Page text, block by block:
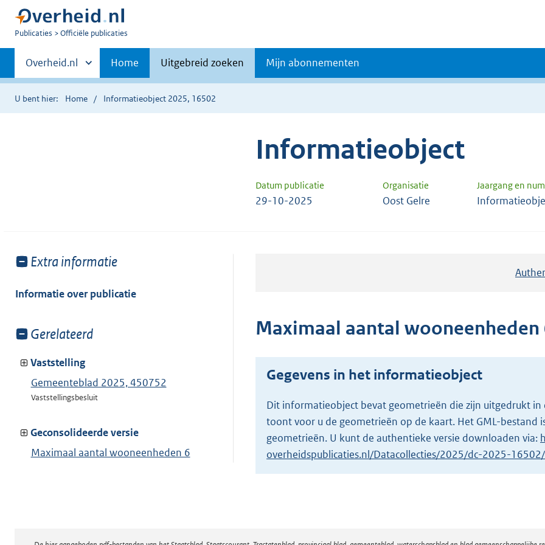
U
Publicaties Officiële publicaties
Primaire
navigatie
Andere
sites
binnen
Overheid.nl Home Uitgebreid zoeken Mijn abonnementen
U bent hier: Home Informatieobject 2025, 16502
Informatieobject
Datum publicatie Organisatie Jaargang en
29-10-2025 Oost Gelre
Toon
van:
Extra informatie
Informatie over publicatie
Toon
van:
Gerelateerd
Vaststelling
Gemeenteblad 2025, 450752
Vaststellingsbesluit
Geconsolideerde versie
Maximaal aantal wooneenheden 6
Maximaal aantal wooneenheden
Gegevens in het informatieobject
Dit informatieobject bevat geometrieën die zijn uitgedrukt in
toont voor u de geometrieën op de kaart. Het GML-bestand
geometrieën. U kunt de authentieke versie downloaden via:
overheidspublicaties.nl/Datacollecties/2025/dc-2025-